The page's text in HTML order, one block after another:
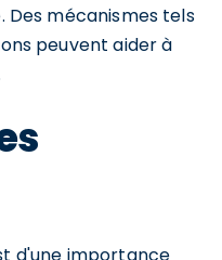
Des mécanismes tels
peuvent aider à
d'une importance